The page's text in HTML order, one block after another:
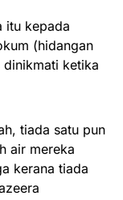
itu kepada
(hidangan
dinikmati ketika
tiada satu pun
air mereka
kerana tiada